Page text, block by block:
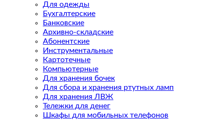
Для одежды
Бухгалтерские
Банковские
Архивно-складские
Абонентские
Инструментальные
Картотечные
Компьютерные
Для хранения бочек
Для сбора и хранения ртутных ламп
Для хранения ЛВЖ
Тележки для денег
Шкафы для мобильных телефонов